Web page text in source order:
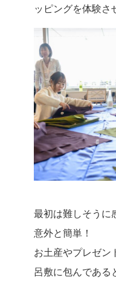
ッピングを体験さ
最初は難しそうに
意外と簡単！
お土産やプレゼン
呂敷に包んである